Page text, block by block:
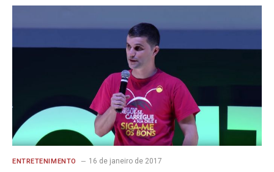
ENTRETENIMENTO 16 de janeiro de 2017